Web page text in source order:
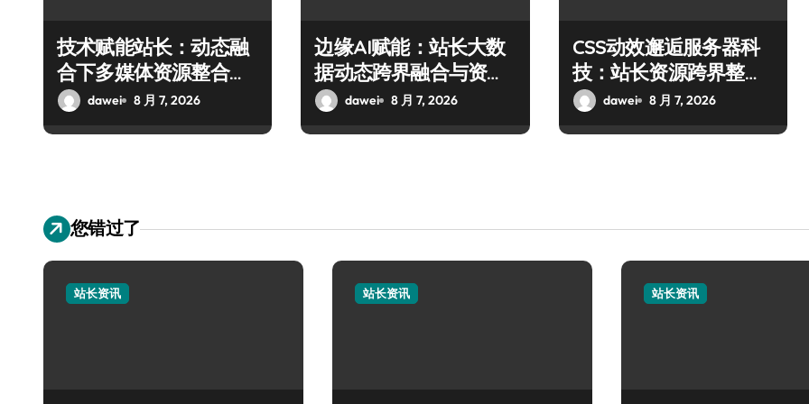
技术赋能站长：动态融
合下多媒体资源整合科
技实战攻略
dawei 8 月 7, 2026
边缘AI赋能：站长大数
据动态跨界融合与资源
整合新范式
dawei 8 月 7, 2026
CSS动效邂逅服务器科
技：站长资源跨界整合
新范式
dawei 8 月 7, 2026
您错过了
站长资讯 站长资讯 站长资讯